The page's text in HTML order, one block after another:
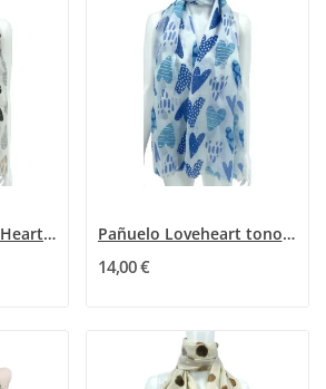
Pañuelo Romantic Hearts color topo y negro Pañuelo Loveheart tono Azul
14,00 €